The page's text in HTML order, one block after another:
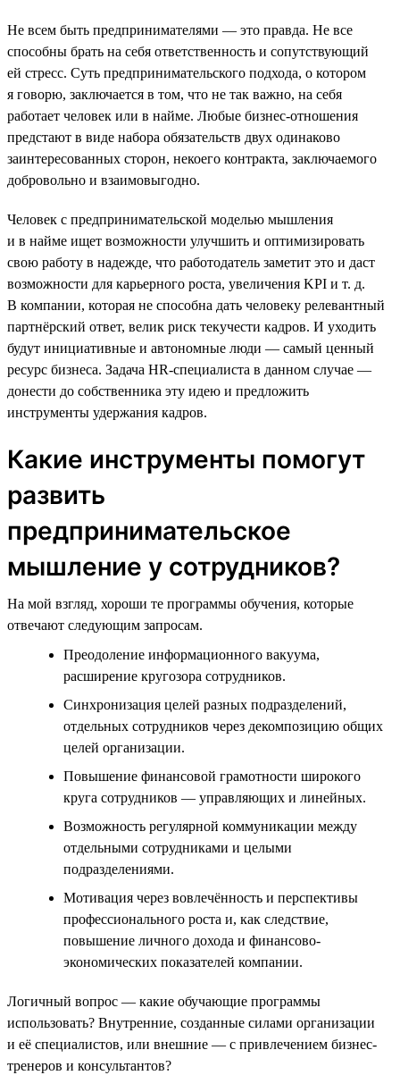
Не всем быть предпринимателями — это правда. Не все
способны брать на себя ответственность и сопутствующий
ей стресс. Суть предпринимательского подхода, о котором
я говорю, заключается в том, что не так важно, на себя
работает человек или в найме. Любые бизнес-отношения
предстают в виде набора обязательств двух одинаково
заинтересованных сторон, некоего контракта, заключаемого
добровольно и взаимовыгодно.
Человек с предпринимательской моделью мышления
и в найме ищет возможности улучшить и оптимизировать
свою работу в надежде, что работодатель заметит это и даст
возможности для карьерного роста, увеличения KPI и т. д.
В компании, которая не способна дать человеку релевантный
партнёрский ответ, велик риск текучести кадров. И уходить
будут инициативные и автономные люди — самый ценный
ресурс бизнеса. Задача HR-специалиста в данном случае —
донести до собственника эту идею и предложить
инструменты удержания кадров.
Какие инструменты помогут
развить
предпринимательское
мышление у сотрудников?
На мой взгляд, хороши те программы обучения, которые
отвечают следующим запросам.
Преодоление информационного вакуума,
расширение кругозора сотрудников.
Синхронизация целей разных подразделений,
отдельных сотрудников через декомпозицию общих
целей организации.
Повышение финансовой грамотности широкого
круга сотрудников — управляющих и линейных.
Возможность регулярной коммуникации между
отдельными сотрудниками и целыми
подразделениями.
Мотивация через вовлечённость и перспективы
профессионального роста и, как следствие,
повышение личного дохода и финансово-
экономических показателей компании.
Логичный вопрос — какие обучающие программы
использовать? Внутренние, созданные силами организации
и её специалистов, или внешние — с привлечением бизнес-
тренеров и консультантов?